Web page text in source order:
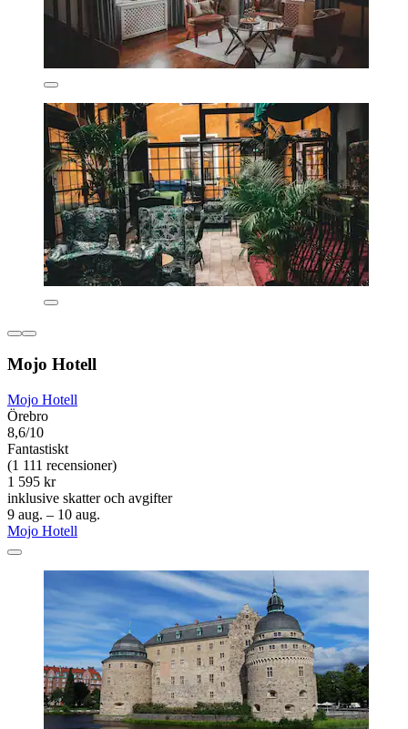
Mojo Hotell
Mojo Hotell
Örebro
8,6/10
Fantastiskt
(1 111 recensioner)
1 595 kr
inklusive skatter och avgifter
9 aug. – 10 aug.
Mojo Hotell